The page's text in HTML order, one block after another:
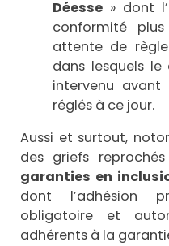
Déesse» dont
conformité
attente de
dans lesquels
intervenu
réglés à ce jour.
Aussi et surtout,
des griefs
garanties en
dont l’adhésion
obligatoire et
adhérents à la